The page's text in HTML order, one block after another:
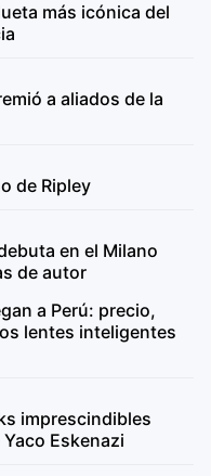
más icónica del
a aliados de la
de Ripley
en el Milano
de autor
a Perú: precio,
lentes inteligentes
imprescindibles
Eskenazi